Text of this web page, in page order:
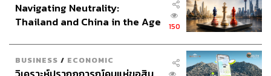
Navigating Neutrality:
Thailand and China in the Age
150
BUSINESS / ECONOMIC